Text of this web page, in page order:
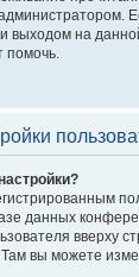
выходом на
помочь.
данных
вверху
Там вы можете